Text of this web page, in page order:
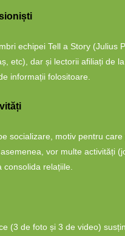
echipei Tell a Story (Julius
etc), dar și lectorii afiliați de
informații folositoare.
socializare, motiv pentru
vor multe activități
relațiile.
(3 de foto și 3 de video)